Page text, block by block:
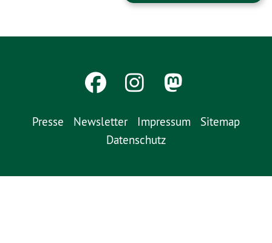
Presse Newsletter Impressum
Sitemap
Datenschutz